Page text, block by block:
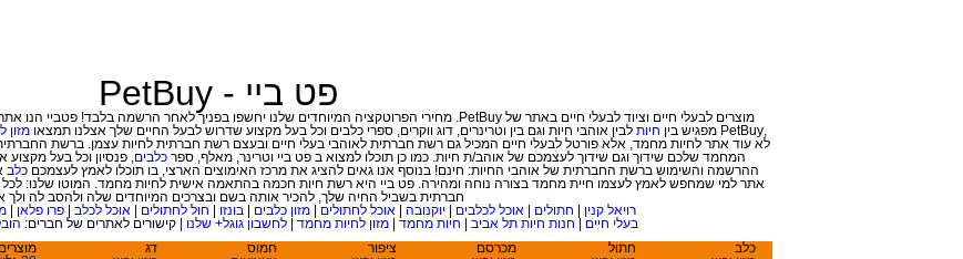
פט ביי - PetBuy
מוצרים לבעלי חיים וציוד לבעלי חיים באתר של PetBuy. מחירי הפרוטקציה המיוחדים שלנו יחשפו בפניך לאחר הרשמה בלבד! פטביי הנו אתר מזון ומוצרים לבעלי חיים. עבור בעלי חיים ואוהבי בע
,PetBuy מפג
יש בין חיות לבין אוהבי חיות וגם בין וטרינרים, דוג ווקרים, ספרי כלבים וכל בעל מקצוע שדרוש לבעל החיים שלך אצלנו תמצאו מזון
המחמד שלכם שידוך וגם שידוך לעצמכם של אוהב/ת חיות. כמו כן תוכלו למצוא ב פט ביי וטרינר, מאלף, ספרכלבים
ההרשמה והשימוש ברשת החברתית של אוהבי החיות: חינם! בנוסף אנו גאים להציג את מרכז האימוצים הארצי, בו תוכלו לאמץ לעצמכם כלב
אתר למי שמחפש לאמץ לעצמו חיית מחמד בצורה נוחה ומהירה. פט ביי היא רשת חיות חכמה בהתאמה אישית לחיות מחמד. המוטו שלנו:
חברתית בשביל החיה שלך, להכיר אותה בשם ובצרכים המיוחדים שלה ולהסב לה ולך
רויאל קנין
חתולים אוכל לכלבים יוקנובה אוכל לחתולים מזון כלבים בונזו חול לחתולים אוכל לכלב פרו פלאן
בעלי חיים
חנות חיות תל אביב חיות מחמד |מזון לחיות מחמד |לחשבון גוגל+ שלנו |קישורים לאתרים של חברים:
כלב
חתול
מכרסם
ציפור
חמוס
דג